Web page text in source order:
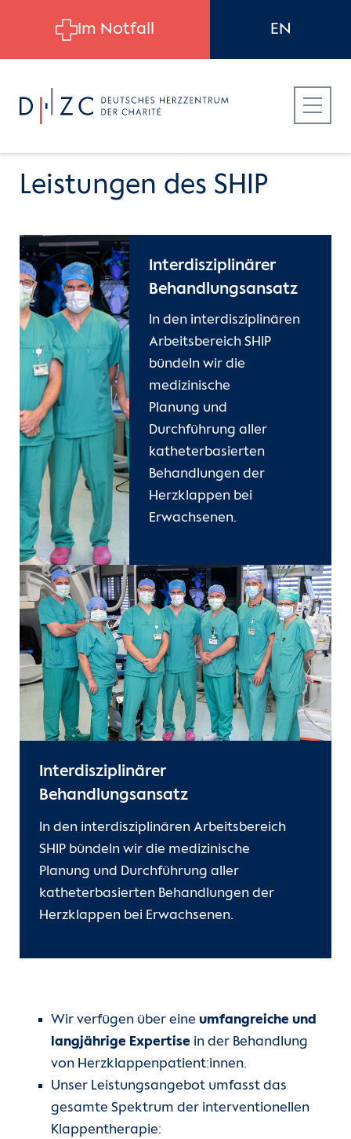
Für Patient:innen
Für Zuweiser:innen
Für Bewerber:innen
Unsere Kliniken
Einheiten
Einheiten
Pflegedienst
Funktionsdienste
Medizinisches Versorgungszentrum
(MVZ)
Structural Heart Interventions
Program (SHIP)
Structural Heart Interventions
Program (SHIP)
Team
Leistungen (current)
ERAI-Nurse
Kardiovaskuläre Telemedizin
Kardiovaskuläre Bildgebung
Psychokardiologie
Entwicklungspädiatrie
Für Patient:innen
Für Zuweiser:innen
Karriere
Herzatlas
Forschung
Über uns
Kontakt
Internationale Patienten
Leistungen des SHIP
Interdisziplinärer
Behandlungsansatz
In den interdisziplinären
Arbeitsbereich SHIP
bündeln wir die
medizinische
Planung und
Durchführung aller
katheterbasierten
Behandlungen der
Herzklappen bei
Erwachsenen.
Interdisziplinärer
Behandlungsansatz
In den interdisziplinären Arbeitsbereich
SHIP bündeln wir die medizinische
Planung und Durchführung aller
katheterbasierten Behandlungen der
Herzklappen bei Erwachsenen.
Wir verfügen über eine umfangreiche und
langjährige Expertise in der Behandlung
von Herzklappenpatient:innen.
Unser Leistungsangebot umfasst das
gesamte Spektrum der interventionellen
Klappentherapie:
Im Notfall EN